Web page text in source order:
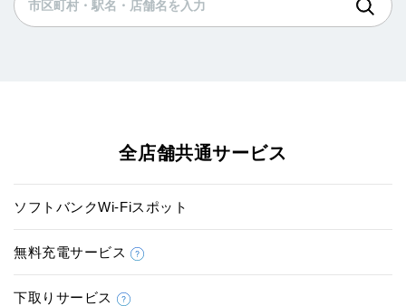
全店舗共通サービス
ソフトバンクWi-Fiスポット
無料充電サービス
下取りサービス